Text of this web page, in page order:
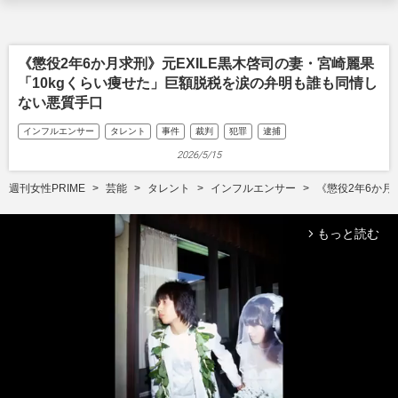
《懲役2年6か月求刑》元EXILE黒木啓司の妻・宮崎麗果
「10kgくらい痩せた」巨額脱税を涙の弁明も誰も同情し
ない悪質手口
インフルエンサー タレント 事件 裁判 犯罪 逮捕
2026/5/15
週刊女性PRIME 芸能 タレント インフルエンサー 《懲役2年6か
arrow_forward_ios もっと読む